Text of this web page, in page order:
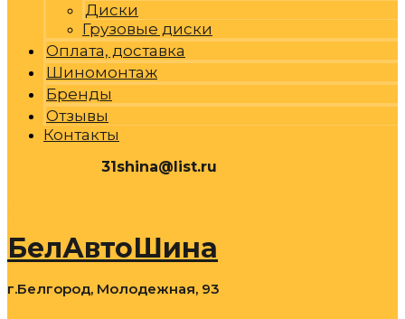
Диски
Грузовые диски
Оплата, доставка
Шиномонтаж
Бренды
Отзывы
Контакты
31shina@list.ru
БелАвтоШина
г.Белгород, Молодежная, 93